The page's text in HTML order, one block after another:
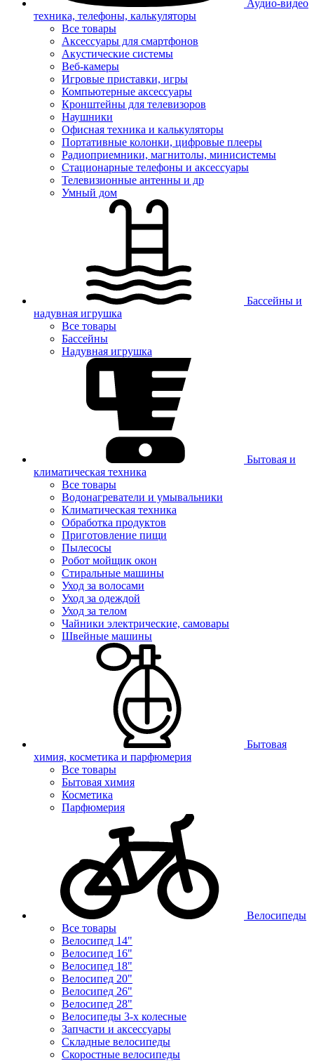
Аудио-видео
техника, телефоны, калькуляторы
Все товары
Аксессуары для смартфонов
Акустические системы
Веб-камеры
Игровые приставки, игры
Компьютерные аксессуары
Кронштейны для телевизоров
Наушники
Офисная техника и калькуляторы
Портативные колонки, цифровые плееры
Радиоприемники, магнитолы, минисистемы
Стационарные телефоны и аксессуары
Телевизионные антенны и др
Умный дом
Бассейны и
надувная игрушка
Все товары
Бассейны
Надувная игрушка
Бытовая и
климатическая техника
Все товары
Водонагреватели и умывальники
Климатическая техника
Обработка продуктов
Приготовление пищи
Пылесосы
Робот мойщик окон
Стиральные машины
Уход за волосами
Уход за одеждой
Уход за телом
Чайники электрические, самовары
Швейные машины
Бытовая
химия, косметика и парфюмерия
Все товары
Бытовая химия
Косметика
Парфюмерия
Велосипеды
Все товары
Велосипед 14"
Велосипед 16"
Велосипед 18"
Велосипед 20"
Велосипед 26"
Велосипед 28"
Велосипеды 3-х колесные
Запчасти и аксессуары
Складные велосипеды
Скоростные велосипеды